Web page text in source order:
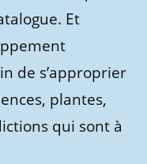
Et
de s’approprier
plantes,
qui sont à